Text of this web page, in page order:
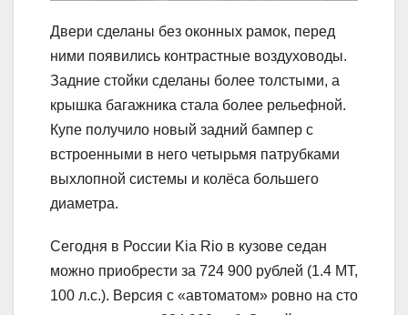
Двери сделаны без оконных рамок, перед
ними появились контрастные воздуховоды.
Задние стойки сделаны более толстыми, а
крышка багажника стала более рельефной.
Купе получило новый задний бампер с
встроенными в него четырьмя патрубками
выхлопной системы и колёса большего
диаметра.
Сегодня в России Kia Rio в кузове седан
можно приобрести за 724 900 рублей (1.4 МТ,
100 л.с.). Версия с «автоматом» ровно на сто